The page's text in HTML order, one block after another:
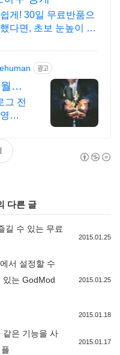
게! 30일 무료반품으
다면, 초보 눈높이 책
광고
그 전
상
초
다른 글
길 수 있는 무료
2015.01.25
서 설정할 수
있는 GodMod
2015.01.25
2015.01.18
같은 기능을 사
2015.01.17